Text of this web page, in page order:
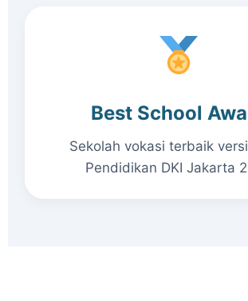
Best School
Sekolah vokasi terbaik
Pendidikan DKI Jakarta